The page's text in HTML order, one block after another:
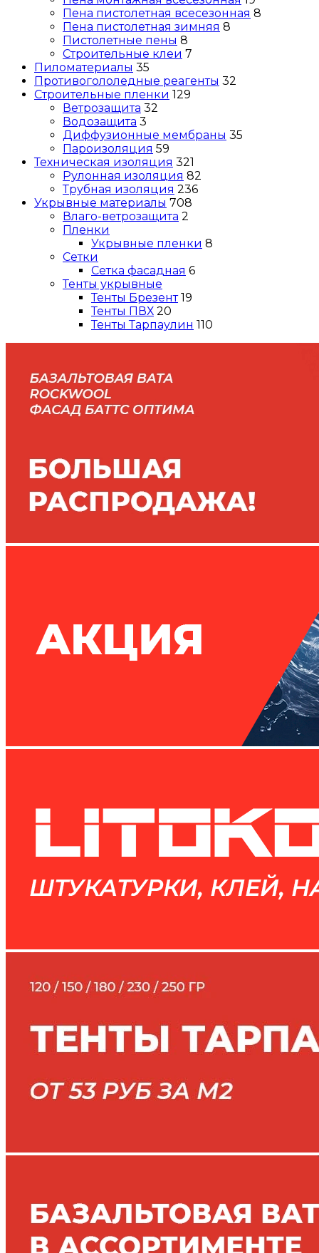
Пена пистолетная всесезонная 8
Пена пистолетная зимняя 8
Пистолетные пены 8
Строительные клеи 7
Пиломатериалы 35
Противогололедные реагенты 32
Строительные пленки 129
Ветрозащита 32
Водозащита 3
Диффузионные мембраны 35
Пароизоляция 59
Техническая изоляция 321
Рулонная изоляция 82
Трубная изоляция 236
Укрывные материалы 708
Влаго-ветрозащита 2
Пленки
Укрывные пленки 8
Сетки
Сетка фасадная 6
Тенты укрывные
Тенты Брезент 19
Тенты ПВХ 20
Тенты Тарпаулин 110